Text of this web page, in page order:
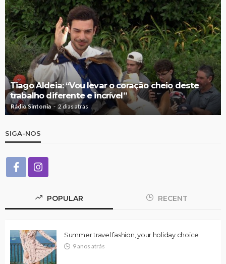
Tiago Aldeia: “Vou levar o coração cheio deste
trabalho diferente e incrível”
Rádio Sintonia 2 dias atrás
SIGA-NOS
POPULAR RECENT
Summer travel fashion, your holiday choice
9 anos atrás